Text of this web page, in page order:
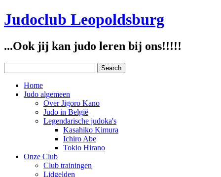
Judoclub Leopoldsburg
...Ook jij kan judo leren bij ons!!!!!
Home
Judo algemeen
Over Jigoro Kano
Judo in België
Legendarische judoka's
Kasahiko Kimura
Ichiro Abe
Tokio Hirano
Onze Club
Club trainingen
Lidgelden